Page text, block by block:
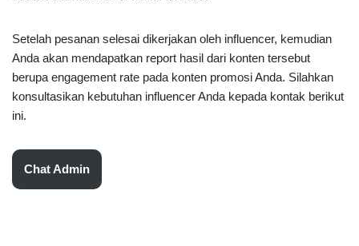
Setelah pesanan selesai dikerjakan oleh influencer, kemudian
Anda akan mendapatkan report hasil dari konten tersebut
berupa engagement rate pada konten promosi Anda. Silahkan
konsultasikan kebutuhan influencer Anda kepada kontak berikut
ini.
Chat Admin